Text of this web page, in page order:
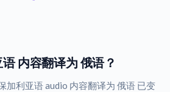
内容翻译为 俄语？
加利亚语 audio 内容翻译为 俄语 已变